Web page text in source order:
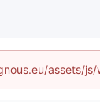
assets/